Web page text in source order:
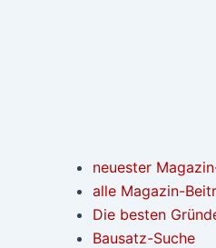
neuester
alle Magazin-
Die besten
Bausatz-Suche